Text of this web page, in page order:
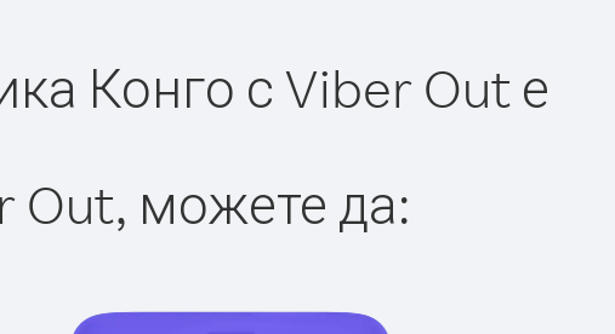
Конго с Viber Out е
Out, можете да: